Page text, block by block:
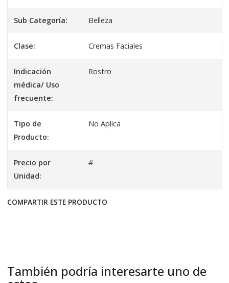
Sub Categoría: Belleza
Clase: Cremas Faciales
Indicación
médica/ Uso
frecuente:
Rostro
Tipo de
Producto:
No Aplica
Precio por
Unidad:
#
COMPARTIR ESTE PRODUCTO
También podría interesarte uno de